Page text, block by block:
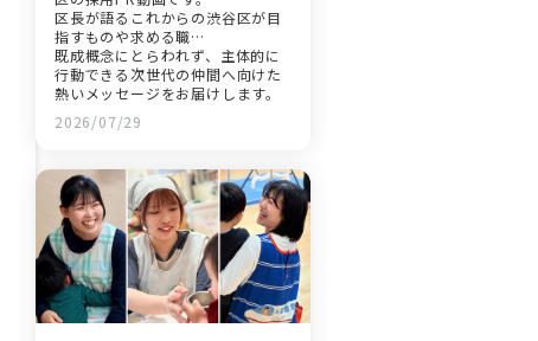
区長が語るこれからの渋谷区が目
指すものや求める職…
既成概念にとらわれず、主体的に
行動できる次世代の仲間へ向けた
熱いメッセージをお届けします。
2026/07/29